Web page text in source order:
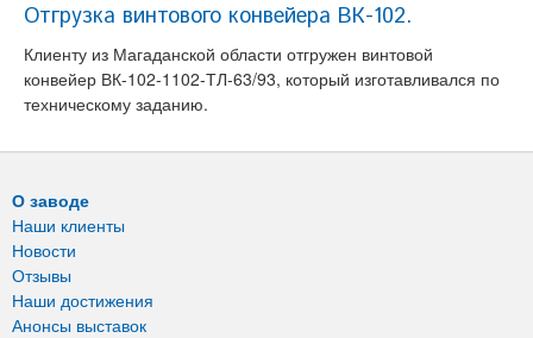
Отгрузка винтового конвейера ВК-102.
Клиенту из Магаданской области отгружен винтовой
конвейер ВК-102-1102-ТЛ-63/93, который изготавливался по
техническому заданию.
О заводе
Наши клиенты
Новости
Отзывы
Наши достижения
Анонсы выставок